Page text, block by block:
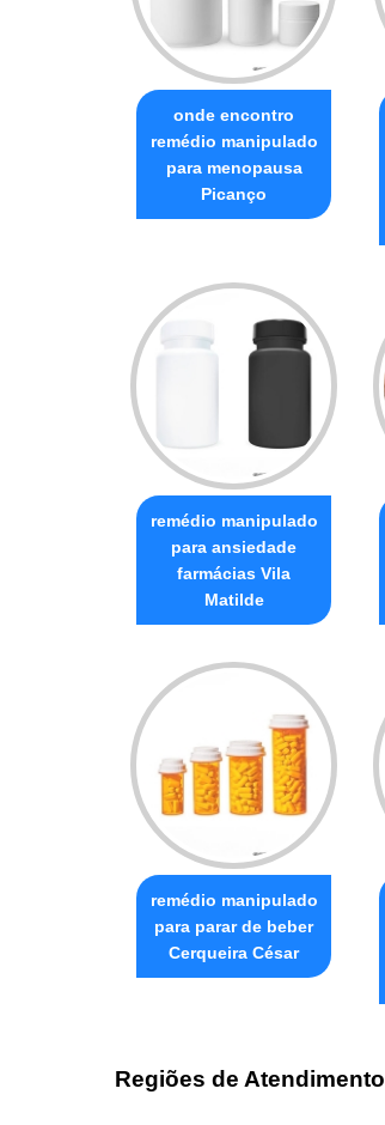
onde encontro
remédio manipulado
para menopausa
Picanço
remédio manipulado
para ansiedade
farmácias Vila
Matilde
remédio manipulado
para parar de beber
Cerqueira César
Regiões de Atendimento